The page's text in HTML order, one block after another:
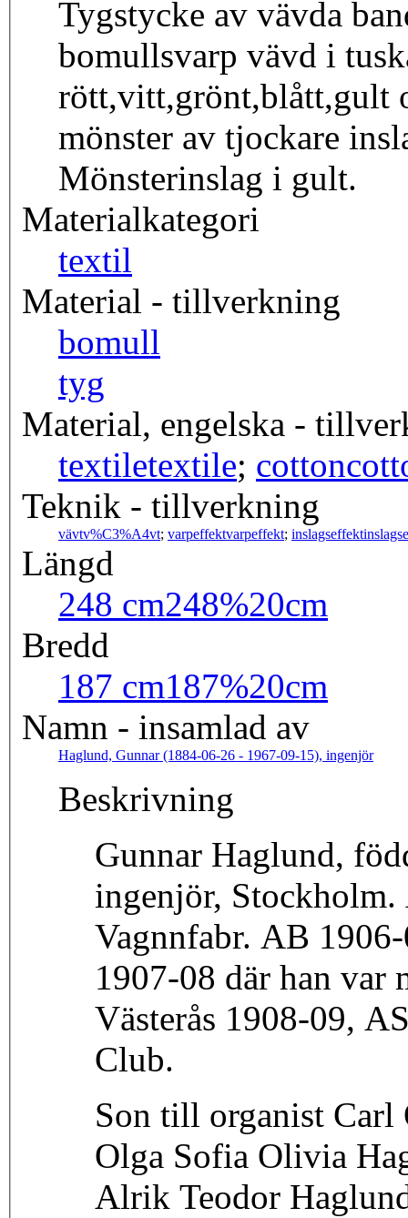
Tygstycke av vävda
bomullsvarp vävd i
rött,vitt,grönt,blått,gult
mönster av tjockare
Mönsterinslag i gult.
Materialkategori
textil
Material - tillverkning
bomull
tyg
Material, engelska -
textiletextile; cotton
Teknik - tillverkning
vävtv%C3%A4vt; varpeffektvarpeffekt; inslagseffekt
Längd
248 cm248%20cm
Bredd
187 cm187%20cm
Namn - insamlad av
Haglund, Gunnar (1884-06-26 - 1967-09-15), ingenjör
Beskrivning
Gunnar Haglund, född
ingenjör, Stockholm.
Vagnnfabr. AB
1907-08 där han var
Västerås 1908-09,
Club.
Son till organist
Olga Sofia Olivia
Alrik Teodor